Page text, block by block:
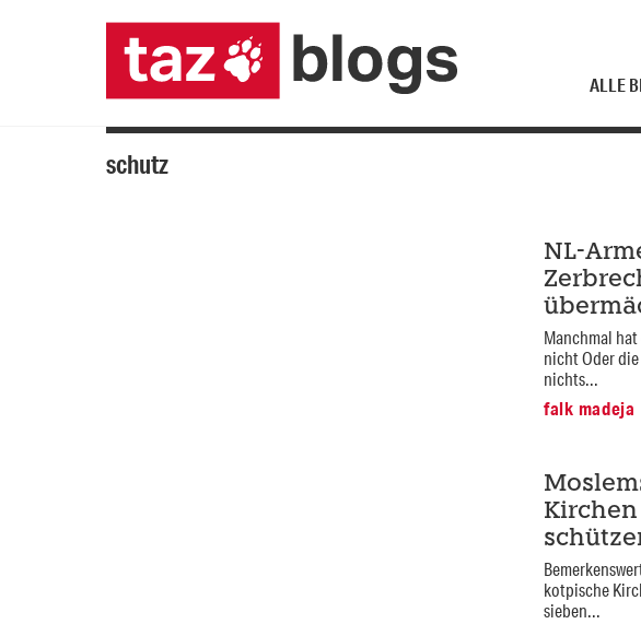
ALLE
schutz
NL-
Manchmal
nicht Oder
nichts...
falk madeja
kotpische
sieben...